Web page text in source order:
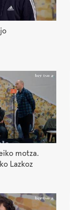
motza.
Lazkoz